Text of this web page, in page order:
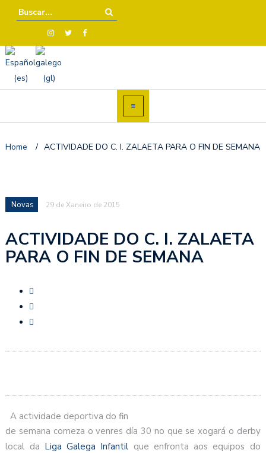
Home / ACTIVIDADE DO C. I. ZALAETA PARA O FIN DE SEMANA
Novas 29 de Xaneiro de 2015
ACTIVIDADE DO C. I. ZALAETA
PARA O FIN DE SEMANA
A actividade deportiva do fin
de semana comeza o venres día 30 no que se xogará o derby
local da Liga Galega Infantil que enfronta aos equipos do